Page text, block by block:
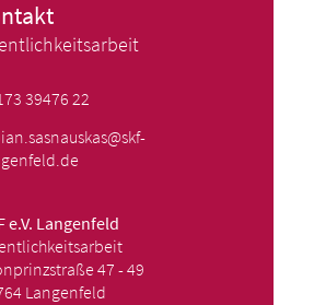
39476 22
e.V. Langenfeld
47 - 49
Langenfeld